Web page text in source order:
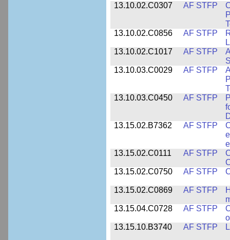
13.10.02.C0307 AF STFP
13.10.02.C0856
AF STFP
13.10.02.C1017
AF STFP
13.10.03.C0029
AF STFP
13.10.03.C0450
AF STFP
13.15.02.B7362
AF STFP
13.15.02.C0111
AF STFP
13.15.02.C0750
AF STFP
13.15.02.C0869 AF STFP
13.15.04.C0728
AF STFP
13.15.10.B3740
AF STFP